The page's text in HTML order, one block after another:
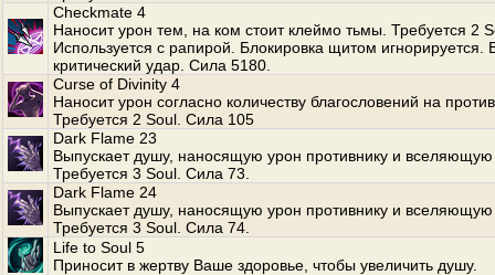
Checkmate 4
Наносит урон тем, на ком стоит клеймо тьмы. Требуется 2
Используется с рапирой. Блокировка щитом игнорируется.
критический удар. Сила 5180.
Curse of Divinity 4
Наносит урон согласно количеству благословений на
Требуется 2 Soul. Сила 105
Dark Flame 23
Выпускает душу, наносящую урон противнику и вселяющую
Требуется 3 Soul. Сила 73.
Dark Flame 24
Выпускает душу, наносящую урон противнику и вселяющую
Требуется 3 Soul. Сила 74.
Life to Soul 5
Приносит в жертву Ваше здоровье, чтобы увеличить душу.